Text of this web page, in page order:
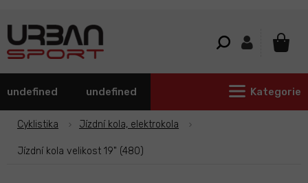
undefined undefined Kategorie
Cyklistika Jízdní kola, elektrokola
Jízdní kola velikost 19" (480)